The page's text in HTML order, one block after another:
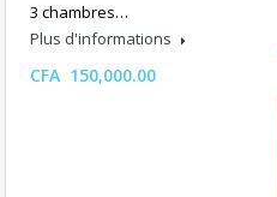
3 chambres…
Plus d'informations
CFA 150,000.00